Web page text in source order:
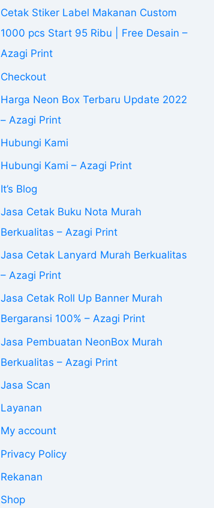
Cetak Stiker Label Makanan Custom
1000 pcs Start 95 Ribu | Free Desain –
Azagi Print
Checkout
Harga Neon Box Terbaru Update 2022
– Azagi Print
Hubungi Kami
Hubungi Kami – Azagi Print
It’s Blog
Jasa Cetak Buku Nota Murah
Berkualitas – Azagi Print
Jasa Cetak Lanyard Murah Berkualitas
– Azagi Print
Jasa Cetak Roll Up Banner Murah
Bergaransi 100% – Azagi Print
Jasa Pembuatan NeonBox Murah
Berkualitas – Azagi Print
Jasa Scan
Layanan
My account
Privacy Policy
Rekanan
Shop